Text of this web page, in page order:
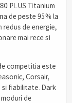
PLUS Titanium
de peste 95% la
redus de energie,
mai rece si
competitia este
Corsair,
si fiabilitate. Dark
de